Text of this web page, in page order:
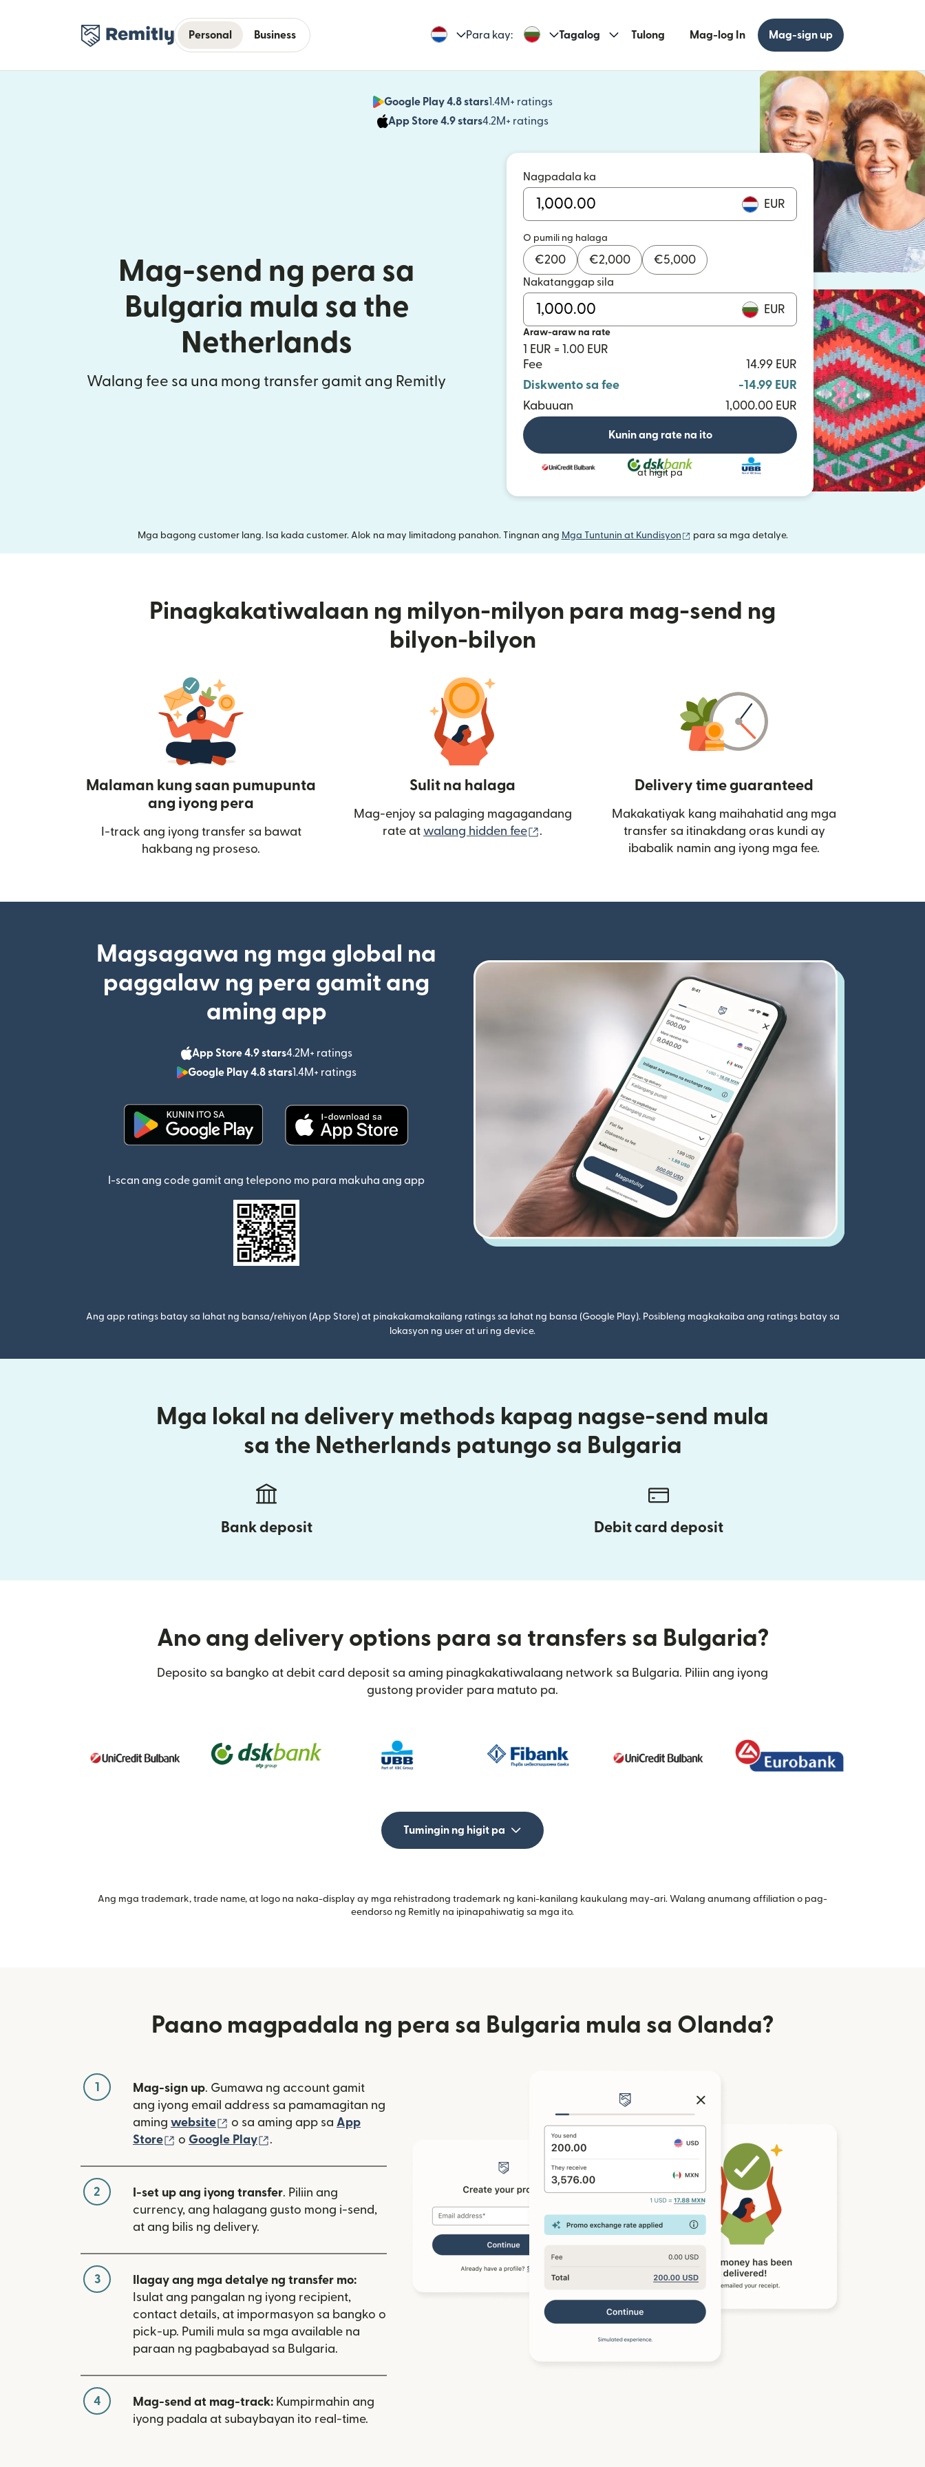
Personal Business Para kay: Tagalog Tulong Mag-log In Mag-sign up
Google Play 4.8 stars1.4M+ ratings
(bubukas sa bagong window)
App Store 4.9 stars4.2M+ ratings
(bubukas sa bagong window)
Mag-send ng pera sa
Bulgaria mula sa the
Netherlands
Walang fee sa una mong transfer gamit ang Remitly
Nagpadala ka
EUR
O pumili ng halaga
€200 €2,000 €5,000
Nakatanggap sila
EUR
Araw-araw na rate
1 EUR = 1.00 EUR
Fee
14.99 EUR
Diskwento sa fee
-14.99 EUR
Kabuuan
1,000.00 EUR
Kunin ang rate na ito
at higit pa
Mga bagong customer lang. Isa kada customer. Alok na may limitadong panahon. Tingnan ang Mga Tuntunin at Kundisyon (bubukas sa bagong window)
para sa mga detalye.
Pinagkakatiwalaan ng milyon-milyon para mag-send ng
bilyon-bilyon
Malaman kung saan pumupunta
ang iyong pera
I-track ang iyong transfer sa bawat
hakbang ng proseso.
Sulit na halaga
Mag-enjoy sa palaging magagandang
rate at walang hidden fee (bubukas sa bagong window)
.
Delivery time guaranteed
Makakatiyak kang maihahatid ang mga
transfer sa itinakdang oras kundi ay
ibabalik namin ang iyong mga fee.
Magsagawa ng mga global na
paggalaw ng pera gamit ang
aming app
App Store 4.9 stars4.2M+ ratings
(bubukas sa bagong window)
Google Play 4.8 stars1.4M+ ratings
(bubukas sa bagong window)
I-scan ang code gamit ang telepono mo para makuha ang app
Ang app ratings batay sa lahat ng bansa/rehiyon (App Store) at pinakakamakailang ratings sa lahat ng bansa (Google Play). Posibleng magkakaiba ang ratings batay sa
lokasyon ng user at uri ng device.
Mga lokal na delivery methods kapag nagse-send mula
sa the Netherlands patungo sa Bulgaria
Bank deposit Debit card deposit
Ano ang delivery options para sa transfers sa Bulgaria?
Deposito sa bangko at debit card deposit sa aming pinagkakatiwalaang network sa Bulgaria. Piliin ang iyong
gustong provider para matuto pa.
Tumingin ng higit pa
Ang mga trademark, trade name, at logo na naka-display ay mga rehistradong trademark ng kani-kanilang kaukulang may-ari. Walang anumang affiliation o pag-
eendorso ng Remitly na ipinapahiwatig sa mga ito.
Paano magpadala ng pera sa Bulgaria mula sa Olanda?
1 Mag-sign up. Gumawa ng account gamit
ang iyong email address sa pamamagitan ng
aming website (bubukas sa bagong window)
o sa aming app sa App
Store
(bubukas sa bagong window)
o Google Play (bubukas sa bagong window)
.
2 I-set up ang iyong transfer. Piliin ang
currency, ang halagang gusto mong i-send,
at ang bilis ng delivery.
3
Ilagay ang mga detalye ng transfer mo:
Isulat ang pangalan ng iyong recipient,
contact details, at impormasyon sa bangko o
pick-up. Pumili mula sa mga available na
paraan ng pagbabayad sa Bulgaria.
4 Mag-send at mag-track: Kumpirmahin ang
iyong padala at subaybayan ito real-time.